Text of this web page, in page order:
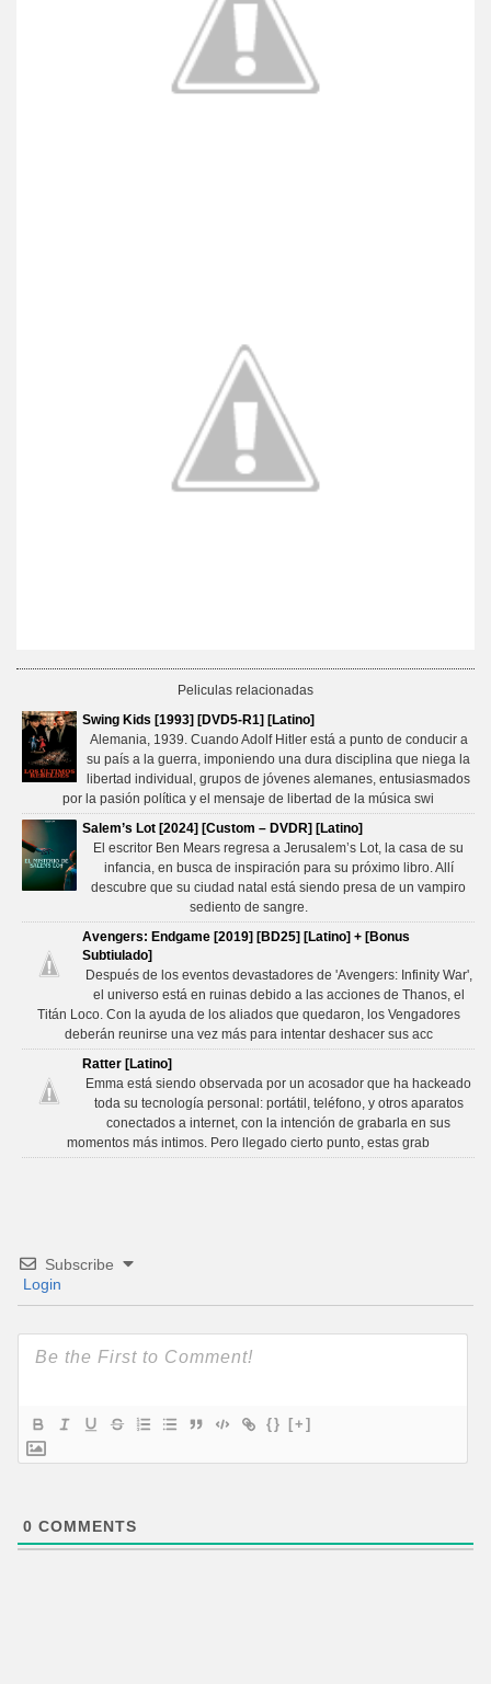
Peliculas relacionadas
Swing Kids [1993] [DVD5-R1] [Latino]
Alemania, 1939. Cuando Adolf Hitler está a punto de conducir a
su país a la guerra, imponiendo una dura disciplina que niega la
libertad individual, grupos de jóvenes alemanes, entusiasmados
por la pasión política y el mensaje de libertad de la música swi
Salem’s Lot [2024] [Custom – DVDR] [Latino]
El escritor Ben Mears regresa a Jerusalem’s Lot, la casa de su
infancia, en busca de inspiración para su próximo libro. Allí
descubre que su ciudad natal está siendo presa de un vampiro
sediento de sangre.
Avengers: Endgame [2019] [BD25] [Latino] + [Bonus
Subtiulado]
Después de los eventos devastadores de 'Avengers: Infinity War',
el universo está en ruinas debido a las acciones de Thanos, el
Titán Loco. Con la ayuda de los aliados que quedaron, los Vengadores
deberán reunirse una vez más para intentar deshacer sus acc
Ratter [Latino]
Emma está siendo observada por un acosador que ha hackeado
toda su tecnología personal: portátil, teléfono, y otros aparatos
conectados a internet, con la intención de grabarla en sus
momentos más intimos. Pero llegado cierto punto, estas grab
Subscribe
Login
{} [+]
0 COMMENTS